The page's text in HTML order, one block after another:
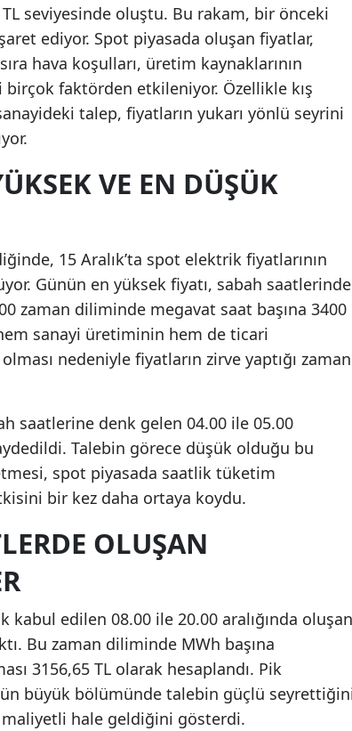
Mersin
İstanbul
İzmir
Kars
Kırşehir
Kocaeli
Malatya
Manisa
Kahramanmaraş
Muğla
Nevşehir
Niğde
Ordu
seviyesinde oluştu. Bu rakam, bir önceki
ediyor. Spot piyasada oluşan fiyatlar,
hava koşulları, üretim kaynaklarının
faktörden etkileniyor. Özellikle kış
talep, fiyatların yukarı yönlü seyrini
VE EN DÜŞÜK
15 Aralık’ta spot elektrik fiyatlarının
Günün en yüksek fiyatı, sabah saatlerinde
zaman diliminde megavat saat başına 3400
sanayi üretiminin hem de ticari
nedeniyle fiyatların zirve yaptığı zaman
saatlerine denk gelen 04.00 ile 05.00
Talebin görece düşük olduğu bu
spot piyasada saatlik tüketim
bir kez daha ortaya koydu.
OLUŞAN
kabul edilen 08.00 ile 20.00 aralığında oluşan
Bu zaman diliminde MWh başına
3156,65 TL olarak hesaplandı. Pik
büyük bölümünde talebin güçlü
maliyetli hale geldiğini gösterdi.